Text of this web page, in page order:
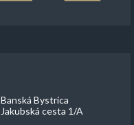
Banská Bystrica
Jakubská cesta 1/A